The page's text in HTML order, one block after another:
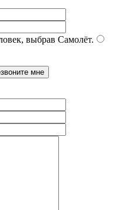
выбрав Самолёт.